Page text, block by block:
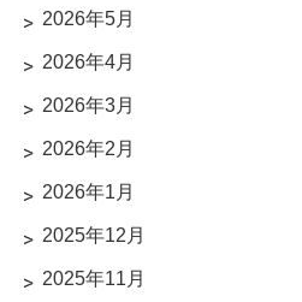
2026年5月
2026年4月
2026年3月
2026年2月
2026年1月
2025年12月
2025年11月